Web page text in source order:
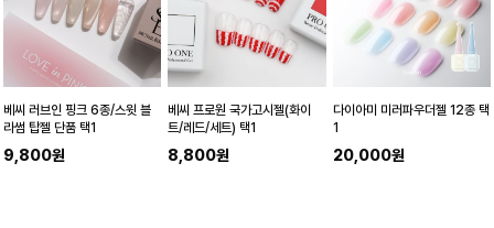
베씨 러브인 핑크 6종/스윗 블
라썸 탑젤 단품 택1
9,800원
베씨 프로원 국가고시젤(화이
트/레드/세트) 택1
8,800원
다이아미 미러파우더젤 12종 택
1
20,000원